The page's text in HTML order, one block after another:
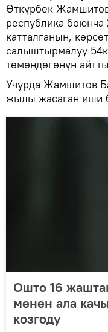
Өткүрбек
республика
катталганын,
салыштырмалуу
төмөндөгөнүн
Учурда Жамшитов
жылы жасаган иши
Ошто 16
менен ала
козгоду